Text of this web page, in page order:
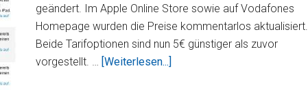
geändert. Im Apple Online Store sowie auf Vodafones
Homepage wurden die Preise kommentarlos aktualisiert.
Beide Tarifoptionen sind nun 5€ günstiger als zuvor
vorgestellt. … [Weiterlesen...]